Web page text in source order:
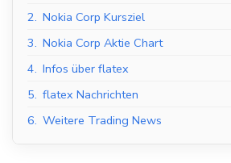
2. Nokia Corp Kursziel
3. Nokia Corp Aktie Chart
4. Infos über flatex
5. flatex Nachrichten
6. Weitere Trading News